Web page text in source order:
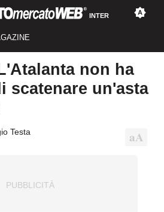
INTER
non ha
scatenare un'asta
Testa